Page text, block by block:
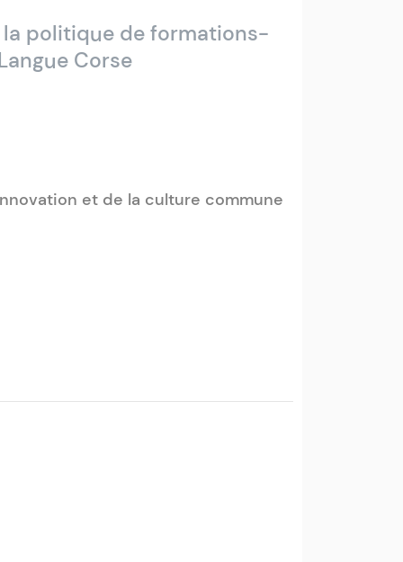
la politique de formations-
Corse
et de la culture commune